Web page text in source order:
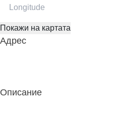
Покажи на картата
Адрес
Описание